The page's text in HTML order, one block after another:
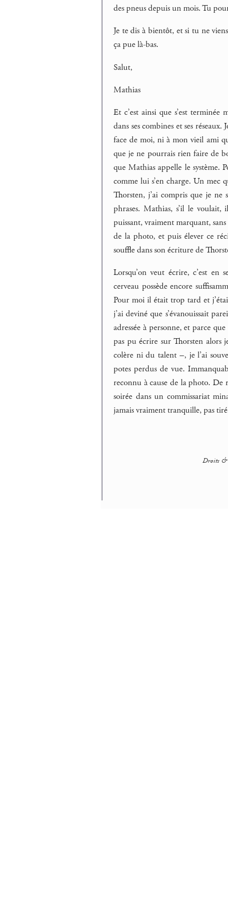
des pneus depuis un mois. Tu
Je te dis à bientôt, et si tu ne
ça pue là-bas.
Salut,
Mathias
Et c’est ainsi que s’est
dans ses combines et ses
face de moi, ni à mon vieil ami
que je ne pourrais rien faire de
que Mathias appelle le système.
comme lui s’en charge. Un mec
Thorsten, j’ai compris que je ne
phrases. Mathias, s’il le
puissant, vraiment marquant,
de la photo, et puis élever ce
souffle dans son écriture de
Lorsqu’on veut écrire, c’est en
cerveau possède encore
Pour moi il était trop tard et
j’ai deviné que s’évanouissait
adressée à personne, et parce
pas pu écrire sur Thorsten alors
colère ni du talent –, je l’ai
potes perdus de vue.
reconnu à cause de la photo. De
soirée dans un commissariat
jamais vraiment tranquille, pas
Droits &